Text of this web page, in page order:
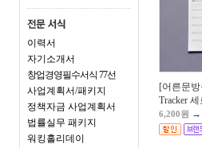
이력서
자기소개서
창업경영필수서식 77선
사업계획서/패키지
정책자금 사업계획서
법률실무 패키지
워킹홀리데이
[어른문방
Tracker
6,200원 →